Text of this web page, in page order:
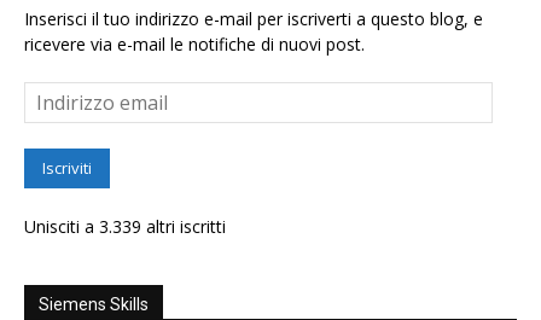
Inserisci il tuo indirizzo e-mail per iscriverti a questo blog, e
ricevere via e-mail le notifiche di nuovi post.
Indirizzo
email
Iscriviti
Unisciti a 3.339 altri iscritti
Siemens Skills